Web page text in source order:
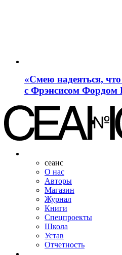
«Смею надеяться,
с Фрэнсисом Фордом
сеанс
О нас
Авторы
Магазин
Журнал
Книги
Спецпроекты
Школа
Устав
Отчетность